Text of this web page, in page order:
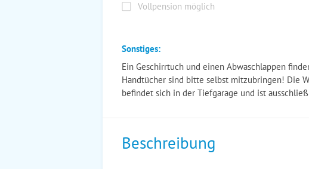
Vollpension möglich
Sonstiges:
Ein Geschirrtuch und einen Abwaschlappen
Handtücher sind bitte selbst mitzubringen! Die
befindet sich in der Tiefgarage und ist
Beschreibung